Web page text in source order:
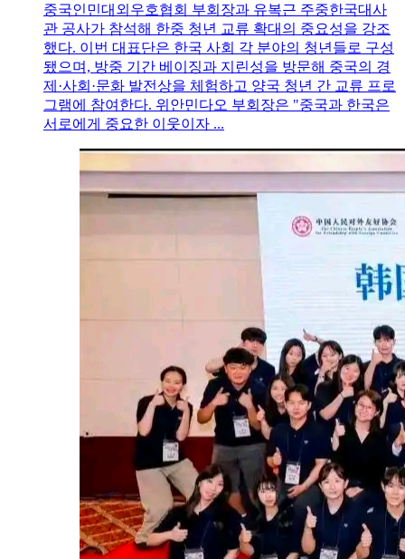
중국인민대외우호협회 부회장과 유복근 주중한국대사
관 공사가 참석해 한중 청년 교류 확대의 중요성을 강조
했다. 이번 대표단은 한국 사회 각 분야의 청년들로 구성
됐으며, 방중 기간 베이징과 지린성을 방문해 중국의 경
제·사회·문화 발전상을 체험하고 양국 청년 간 교류 프로
그램에 참여한다. 위안민다오 부회장은 "중국과 한국은
서로에게 중요한 이웃이자 ...